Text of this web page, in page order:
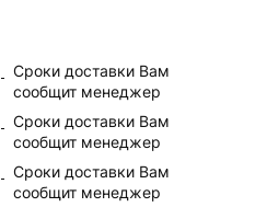
Сроки доставки Вам
сообщит менеджер
Сроки доставки Вам
сообщит менеджер
Сроки доставки Вам
сообщит менеджер